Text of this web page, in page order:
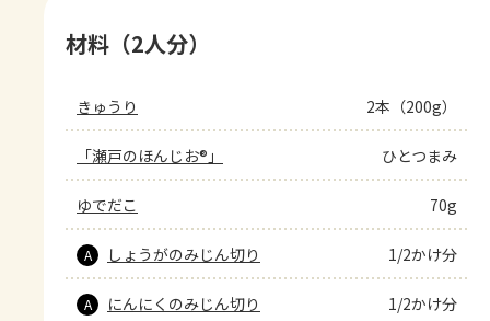
材料（2人分）
きゅうり 2本（200g）
「瀬戸のほんじお®」 ひとつまみ
ゆでだこ 70g
A しょうがのみじん切り 1/2かけ分
A にんにくのみじん切り 1/2かけ分